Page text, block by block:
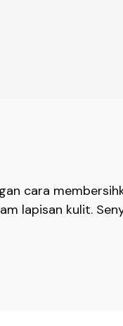
cara
lapisan kulit.